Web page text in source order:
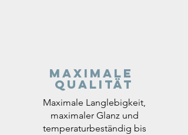
Maximale
Qualität
Maximale Langlebigkeit,
maximaler Glanz und
temperaturbeständig bis